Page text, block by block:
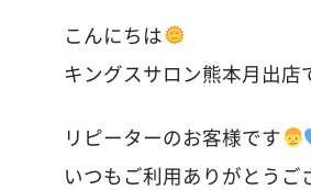
こんにちは
キングスサロン熊本月出店
リピーターのお客様です
いつもご利用ありがとうご